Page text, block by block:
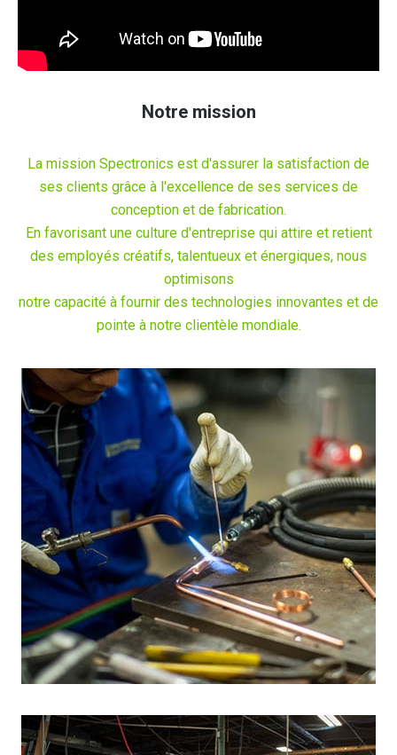
Notre mission
La mission Spectronics est d'assurer la satisfaction de
ses clients grâce à l'excellence de ses services de
conception et de fabrication.
En favorisant une culture d'entreprise qui attire et retient
des employés créatifs, talentueux et énergiques, nous
optimisons
notre capacité à fournir des technologies innovantes et de
pointe à notre clientèle mondiale.